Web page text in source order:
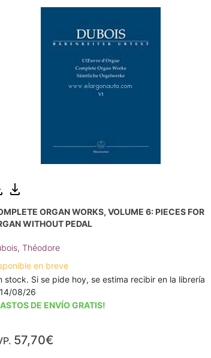
ORGAN WORKS, VOLUME 6: PIECES FOR
WITHOUT PEDAL
Théodore
en breve
stock. Si se pide hoy, se estima recibir en la librería
08/26
DE ENVÍO GRATIS!
57,70€